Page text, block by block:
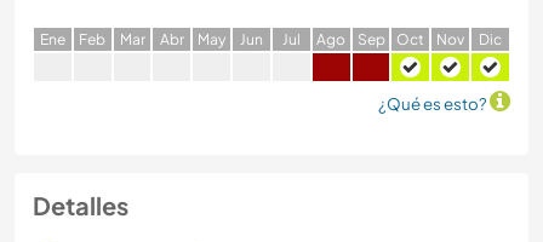
Ene Feb Mar Abr May Jun Jul Ago Sep Oct Nov Dic
¿Qué es esto?
Detalles